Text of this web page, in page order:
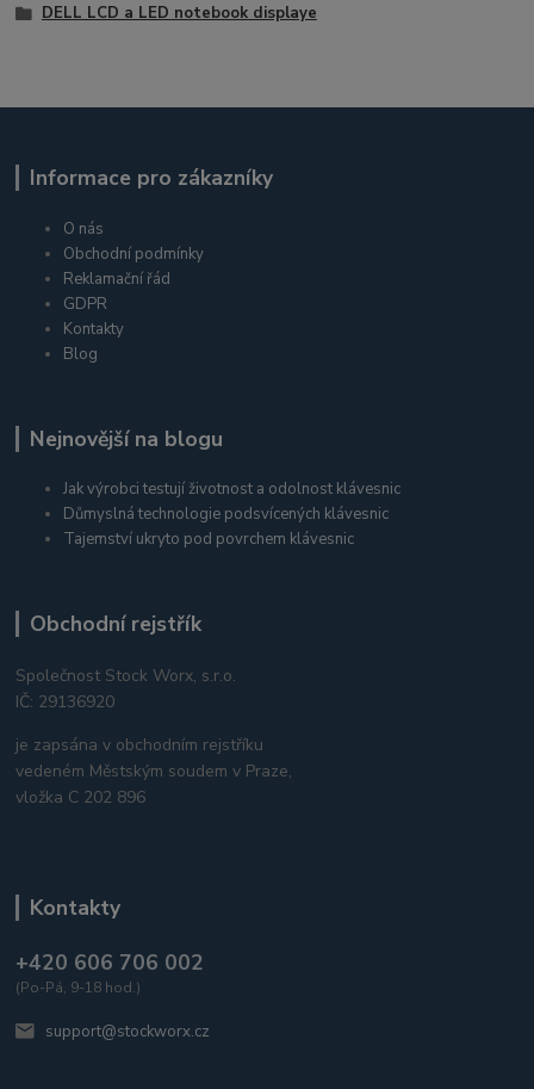
DELL LCD a LED notebook displaye
Informace pro zákazníky
O nás
Obchodní podmínky
Reklamační řád
GDPR
Kontakty
Blog
Nejnovější na blogu
Jak výrobci testují životnost a odolnost klávesnic
Důmyslná technologie podsvícených klávesnic
Tajemství ukryto pod povrchem klávesnic
Obchodní rejstřík
Společnost Stock Worx, s.r.o.
IČ: 29136920
je zapsána v obchodním rejstříku
vedeném Městským soudem v Praze,
vložka C 202 896
Kontakty
+420 606 706 002
(Po-Pá, 9-18 hod.)
support@stockworx.cz